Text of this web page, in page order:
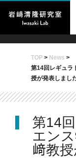
TOP> News >
第14回レギュラ
授が発表しまし
第14
エン
﨑教